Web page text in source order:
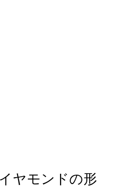
ヤモンドの形